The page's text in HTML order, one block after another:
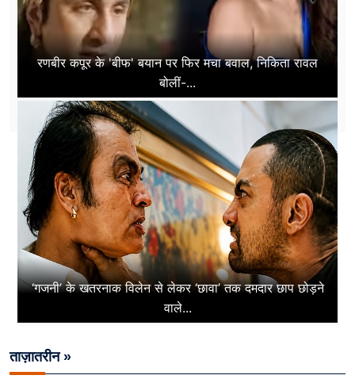
रणबीर कपूर के 'बीफ' बयान पर फिर मचा बवाल, निकिता रावल
बोलीं-...
‘गजनी’ के खतरनाक विलेन से लेकर ‘छावा’ तक दमदार छाप छोड़ने
वाले...
ताज़ातरीन »